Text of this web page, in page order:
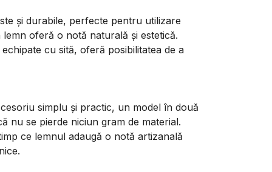
și durabile, perfecte pentru utilizare
oferă o notă naturală și estetică.
cu sită, oferă posibilitatea de a
simplu și practic, un model în două
nu se pierde niciun gram de material.
ce lemnul adaugă o notă artizanală